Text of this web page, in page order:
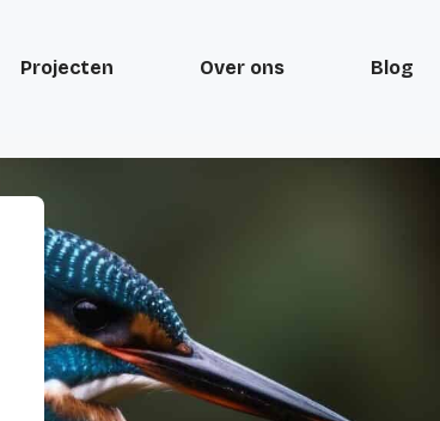
Projecten Over ons Blog